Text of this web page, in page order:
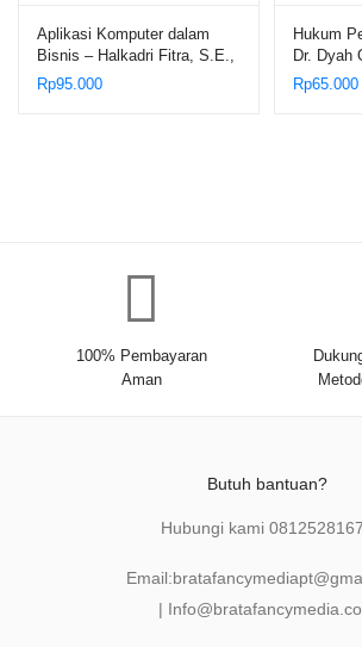
Aplikasi Komputer dalam
Bisnis – Halkadri Fitra, S.E.,
M.M., AK.; Dr. Idris, M.Si.
Rp95.000
Hukum
Dr. Dyah
S.H.,
Rp65.000
100% Pembayaran
Aman
Butuh bantuan?
Hubungi kami
Email:
| Info@bratafancymedia